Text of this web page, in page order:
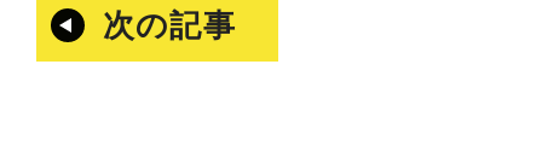
次の記事